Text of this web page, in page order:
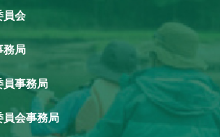
員会
務局
員事務局
員会事務局